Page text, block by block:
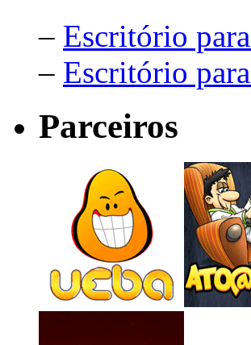
– Escritório
– Escritório
Parceiros